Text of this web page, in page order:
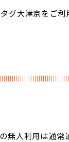
グ大津京をご利
人利用は通常